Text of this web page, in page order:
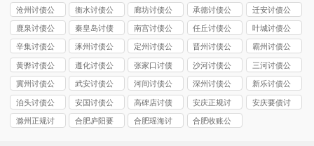
公司
司
司
司
司
沧州讨债公
司
衡水讨债公
司
廊坊讨债公
司
承德讨债公
司
迁安讨债公
司
鹿泉讨债公
司
秦皇岛讨债
公司
南宫讨债公
司
任丘讨债公
司
叶城讨债公
司
辛集讨债公
司
涿州讨债公
司
定州讨债公
司
晋州讨债公
司
霸州讨债公
司
黄骅讨债公
司
遵化讨债公
司
张家口讨债
公司
沙河讨债公
司
三河讨债公
司
冀州讨债公
司
武安讨债公
司
河间讨债公
司
深州讨债公
司
新乐讨债公
司
泊头讨债公
司
安国讨债公
司
高碑店讨债
公司
安庆正规讨
债公司
安庆要债讨
滁州正规讨
合肥庐阳要
合肥瑶海讨
合肥收账公